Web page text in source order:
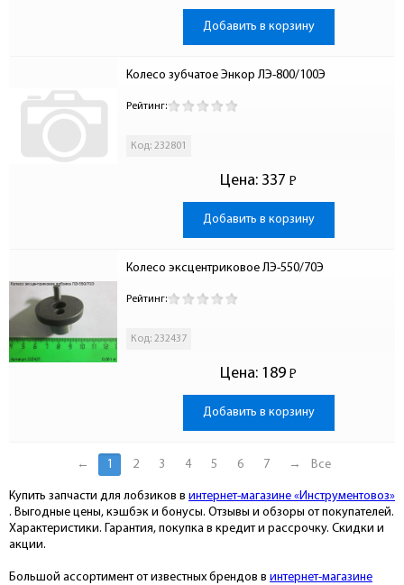
Добавить в корзину
Колесо зубчатое Энкор ЛЭ-800/100Э
Рейтинг:
Код: 232801
Цена: 337 Р
-
Добавить в корзину
Колесо эксцентриковое ЛЭ-550/70Э
Рейтинг:
Код: 232437
Цена: 189 Р
-
Добавить в корзину
← 1 2 3 4 5 6 7 → Все
Купить запчасти для лобзиков в интернет-магазине «Инструментовоз»
. Выгодные цены, кэшбэк и бонусы. Отзывы и обзоры от покупателей.
Характеристики. Гарантия, покупка в кредит и рассрочку. Скидки и
акции.
Большой ассортимент от известных брендов в интернет-магазине